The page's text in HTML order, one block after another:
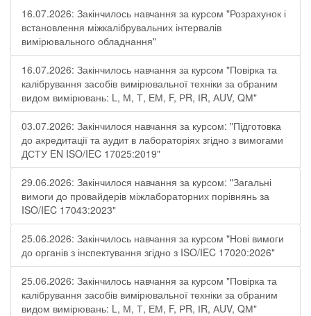
16.07.2026: Закінчилось навчання за курсом "Розрахунок і
встановлення міжкалібрувальних інтервалів
вимірювального обладнання"
16.07.2026: Закінчилось навчання за курсом "Повірка та
калібрування засобів вимірювальної техніки за обраним
видом вимірювань: L, М, Т, ЕМ, F, РR, ІR, АUV, QМ"
03.07.2026: Закінчилося навчання за курсом: "Підготовка
до акредитації та аудит в лабораторіях згідно з вимогами
ДСТУ EN ISO/IEC 17025:2019"
29.06.2026: Закінчилося навчання за курсом: "Загальні
вимоги до провайдерів міжлабораторних порівнянь за
ISO/IEC 17043:2023"
25.06.2026: Закінчилось навчання за курсом "Нові вимоги
до органів з інспектування згідно з ISO/IEC 17020:2026"
25.06.2026: Закінчилось навчання за курсом "Повірка та
калібрування засобів вимірювальної техніки за обраним
видом вимірювань: L, М, Т, ЕМ, F, РR, ІR, АUV, QМ"